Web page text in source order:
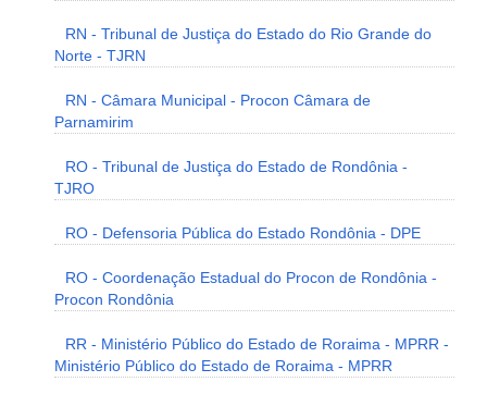
RN - Tribunal de Justiça do Estado do Rio Grande do
Norte - TJRN
RN - Câmara Municipal - Procon Câmara de
Parnamirim
RO - Tribunal de Justiça do Estado de Rondônia -
TJRO
RO - Defensoria Pública do Estado Rondônia - DPE
RO - Coordenação Estadual do Procon de Rondônia -
Procon Rondônia
RR - Ministério Público do Estado de Roraima - MPRR -
Ministério Público do Estado de Roraima - MPRR